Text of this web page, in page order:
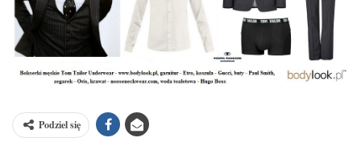
Podziel się